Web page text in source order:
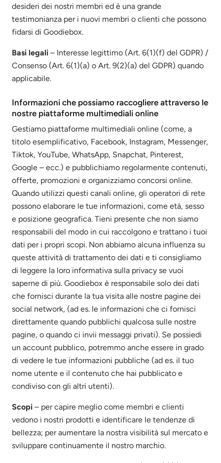
desideri dei nostri membri ed è una grande
testimonianza per i nuovi membri o clienti che possono
fidarsi di Goodiebox.
Basi legali – Interesse legittimo (Art. 6(1)(f) del GDPR) /
Consenso (Art. 6(1)(a) o Art. 9(2)(a) del GDPR) quando
applicabile.
Informazioni che possiamo raccogliere attraverso le
nostre piattaforme multimediali online
Gestiamo piattaforme multimediali online (come, a
titolo esemplificativo, Facebook, Instagram, Messenger,
Tiktok, YouTube, WhatsApp, Snapchat, Pinterest,
Google – ecc.) e pubblichiamo regolarmente contenuti,
offerte, promozioni e organizziamo concorsi online.
Quando utilizzi questi canali online, gli operatori di rete
possono elaborare le tue informazioni, come età, sesso
e posizione geografica. Tieni presente che non siamo
responsabili del modo in cui raccolgono e trattano i tuoi
dati per i propri scopi. Non abbiamo alcuna influenza su
queste attività di trattamento dei dati e ti consigliamo
di leggere la loro informativa sulla privacy se vuoi
saperne di più. Goodiebox è responsabile solo dei dati
che fornisci durante la tua visita alle nostre pagine dei
social network, (ad es. le informazioni che ci fornisci
direttamente quando pubblichi qualcosa sulle nostre
pagine, o quando ci invii messaggi privati). Se possiedi
un account pubblico, potremmo anche essere in grado
di vedere le tue informazioni pubbliche (ad es. il tuo
nome utente e il contenuto che hai pubblicato e
condiviso con gli altri utenti).
Scopi – per capire meglio come membri e clienti
vedono i nostri prodotti e identificare le tendenze di
bellezza; per aumentare la nostra visibilità sul mercato e
sviluppare continuamente il nostro marchio.